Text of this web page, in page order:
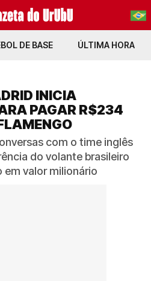
PT-BR
DE BASE ÚLTIMA HORA
INICIA
PAGAR R$234
com o time inglês
do volante brasileiro
em valor milionário